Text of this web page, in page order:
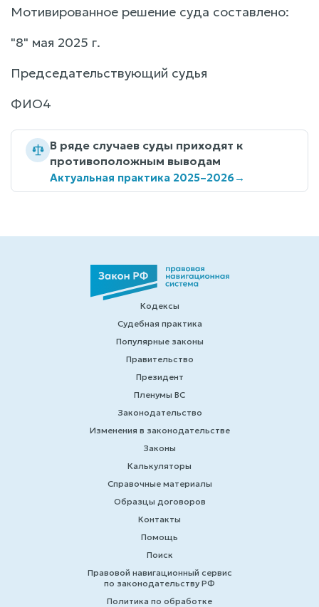
Мотивированное решение суда составлено:
"8" мая 2025 г.
Председательствующий судья
ФИО4
В ряде случаев суды приходят к
противоположным выводам
Актуальная практика 2025–2026→
Кодексы
Судебная практика
Популярные законы
Правительство
Президент
Пленумы ВС
Законодательство
Изменения в законодательстве
Законы
Калькуляторы
Справочные материалы
Образцы договоров
Контакты
Помощь
Поиск
Правовой навигационный сервис
по законодательству РФ
Политика по обработке